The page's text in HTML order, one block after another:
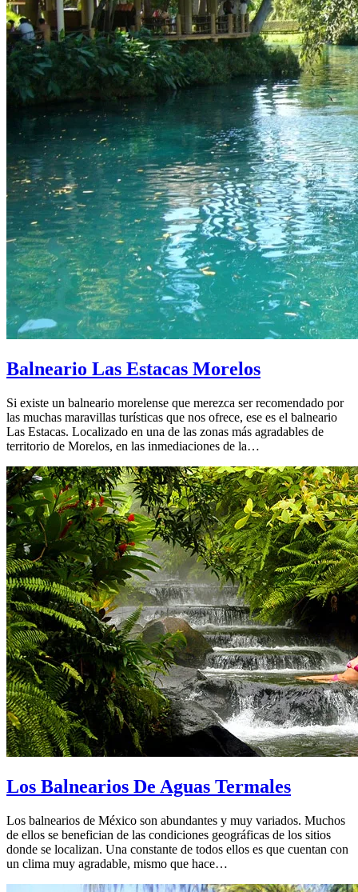
Balneario Las Estacas Morelos
Si existe un balneario morelense que merezca ser recomendado por
las muchas maravillas turísticas que nos ofrece, ese es el balneario
Las Estacas. Localizado en una de las zonas más agradables de
territorio de Morelos, en las inmediaciones de la…
Los Balnearios De Aguas Termales
Los balnearios de México son abundantes y muy variados. Muchos
de ellos se benefician de las condiciones geográficas de los sitios
donde se localizan. Una constante de todos ellos es que cuentan con
un clima muy agradable, mismo que hace…